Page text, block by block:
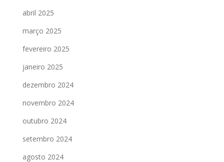
abril 2025
março 2025
fevereiro 2025
janeiro 2025
dezembro 2024
novembro 2024
outubro 2024
setembro 2024
agosto 2024